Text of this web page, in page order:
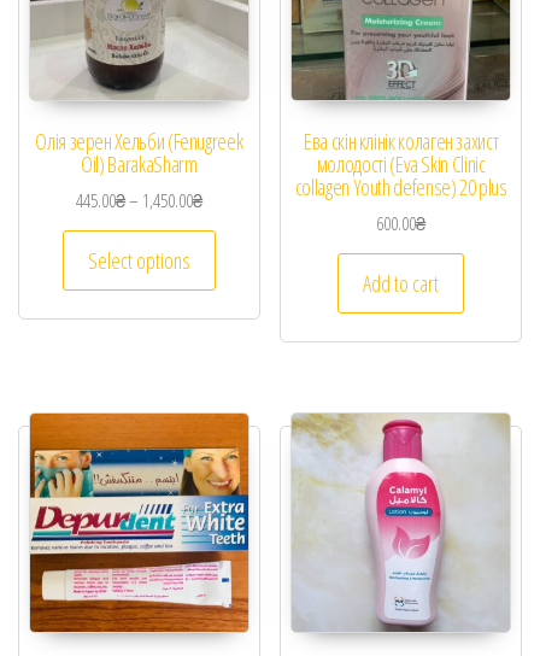
Олія зерен Хельби (Fenugreek
Oil) BarakaSharm
445.00₴– 1,450.00₴
Select options
Ева скін клінік колаген захист
молодості (Eva Skin Clinic
collagen Youth defense) 20 plus
600.00₴
Add to cart